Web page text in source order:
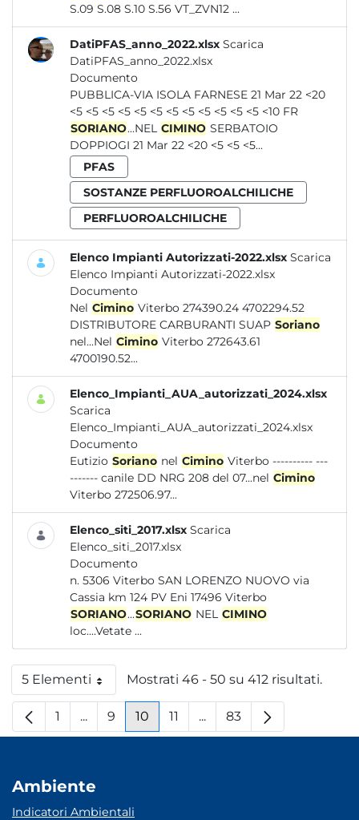
S.09 S.08 S.10 S.56 VT_ZVN12 ...
DatiPFAS_anno_2022.xlsx Scarica
DatiPFAS_anno_2022.xlsx
Documento
PUBBLICA-VIA ISOLA FARNESE 21 Mar 22 <20
<5 <5 <5 <5 <5 <5 <5 <5 <5 <5 <5 <5 <10 FR
SORIANO...NEL CIMINO SERBATOIO
DOPPIOGI 21 Mar 22 <20 <5 <5 <5...
PFAS
SOSTANZE PERFLUOROALCHILICHE
PERFLUOROALCHILICHE
Elenco Impianti Autorizzati-2022.xlsx Scarica
Elenco Impianti Autorizzati-2022.xlsx
Documento
Nel Cimino Viterbo 274390.24 4702294.52
DISTRIBUTORE CARBURANTI SUAP Soriano
nel...Nel Cimino Viterbo 272643.61
4700190.52...
Elenco_Impianti_AUA_autorizzati_2024.xlsx
Scarica
Elenco_Impianti_AUA_autorizzati_2024.xlsx
Documento
Eutizio Soriano nel Cimino Viterbo ---------- ---
------- canile DD NRG 208 del 07...nel Cimino
Viterbo 272506.97...
Elenco_siti_2017.xlsx Scarica
Elenco_siti_2017.xlsx
Documento
n. 5306 Viterbo SAN LORENZO NUOVO via
Cassia km 124 PV Eni 17496 Viterbo
SORIANO...SORIANO NEL CIMINO
loc....Vetate ...
5 ElementiPer paginaMostrati 46 - 50 su 412 risultati.
Pagina
1 ...Pagine intermedie
Pagina
9 Pagina
10 Pagina
11 ...Pagine intermedie
Pagina
83
Ambiente
Indicatori Ambientali